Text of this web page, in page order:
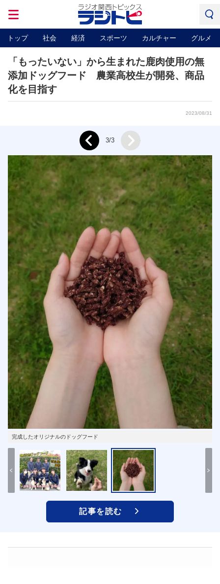
トップ 社会 経済 スポーツ カルチャー グルメ
「もったいない」から生まれた鹿肉使用の無
添加ドッグフード 農業高校生が開発、商品
化を目指す
2023/08/31
完成したオリジナルのドッグフード
Prev 3/3
記事を読む